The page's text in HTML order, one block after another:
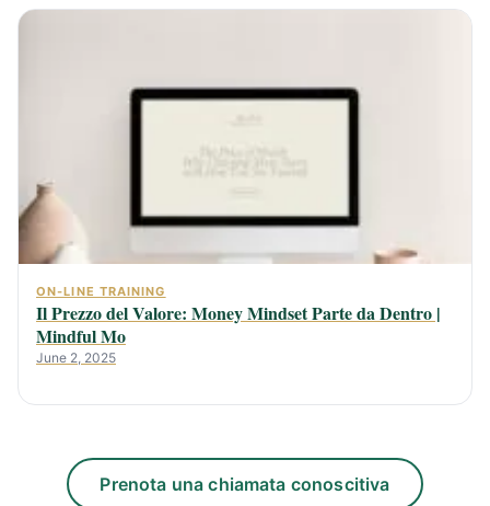
ON-LINE TRAINING
Il Prezzo del Valore: Money Mindset Parte da Dentro |
Mindful Mo
June 2, 2025
Prenota una chiamata conoscitiva